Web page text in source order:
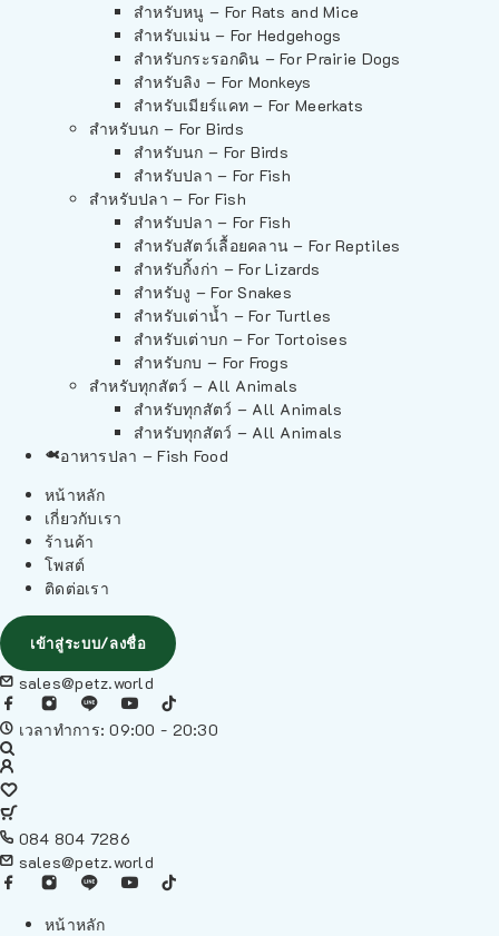
สำหรับหนู – For Rats and Mice
สำหรับเม่น – For Hedgehogs
สำหรับกระรอกดิน – For Prairie Dogs
สำหรับลิง – For Monkeys
สำหรับเมียร์แคท – For Meerkats
สำหรับนก – For Birds
สำหรับนก – For Birds
สำหรับปลา – For Fish
สำหรับปลา – For Fish
สำหรับปลา – For Fish
สำหรับสัตว์เลื้อยคลาน – For Reptiles
สำหรับกิ้งก่า – For Lizards
สำหรับงู – For Snakes
สำหรับเต่าน้ำ – For Turtles
สำหรับเต่าบก – For Tortoises
สำหรับกบ – For Frogs
สำหรับทุกสัตว์ – All Animals
สำหรับทุกสัตว์ – All Animals
สำหรับทุกสัตว์ – All Animals
อาหารปลา – Fish Food
หน้าหลัก
เกี่ยวกับเรา
ร้านค้า
โพสต์
ติดต่อเรา
เข้าสู่ระบบ/ลงชื่อ
sales@petz.world
เวลาทำการ: 09:00 - 20:30
084 804 7286
sales@petz.world
หน้าหลัก